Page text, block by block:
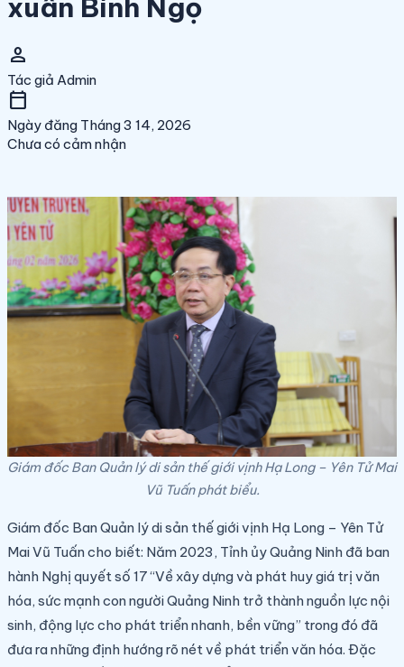
xuân Bính Ngọ
person
Tác giả Admin
calendar_today
Ngày đăng Tháng 3 14, 2026
Chưa có cảm nhận
Giám đốc Ban Quản lý di sản thế giới vịnh Hạ Long – Yên Tử Mai
Vũ Tuấn phát biểu.
Giám đốc Ban Quản lý di sản thế giới vịnh Hạ Long – Yên Tử
Mai Vũ Tuấn cho biết: Năm 2023, Tỉnh ủy Quảng Ninh đã ban
hành Nghị quyết số 17 “Về xây dựng và phát huy giá trị văn
hóa, sức mạnh con người Quảng Ninh trở thành nguồn lực nội
sinh, động lực cho phát triển nhanh, bền vững” trong đó đã
đưa ra những định hướng rõ nét về phát triển văn hóa. Đặc